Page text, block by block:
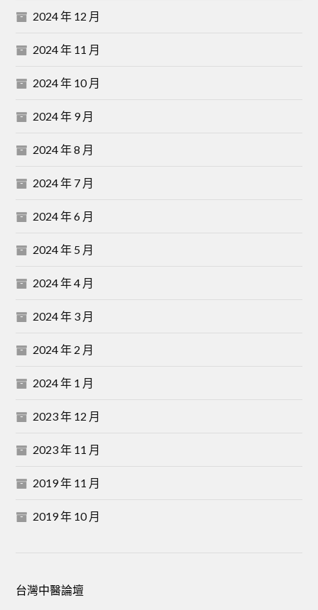
2024 年 12 月
2024 年 11 月
2024 年 10 月
2024 年 9 月
2024 年 8 月
2024 年 7 月
2024 年 6 月
2024 年 5 月
2024 年 4 月
2024 年 3 月
2024 年 2 月
2024 年 1 月
2023 年 12 月
2023 年 11 月
2019 年 11 月
2019 年 10 月
台灣中醫論壇